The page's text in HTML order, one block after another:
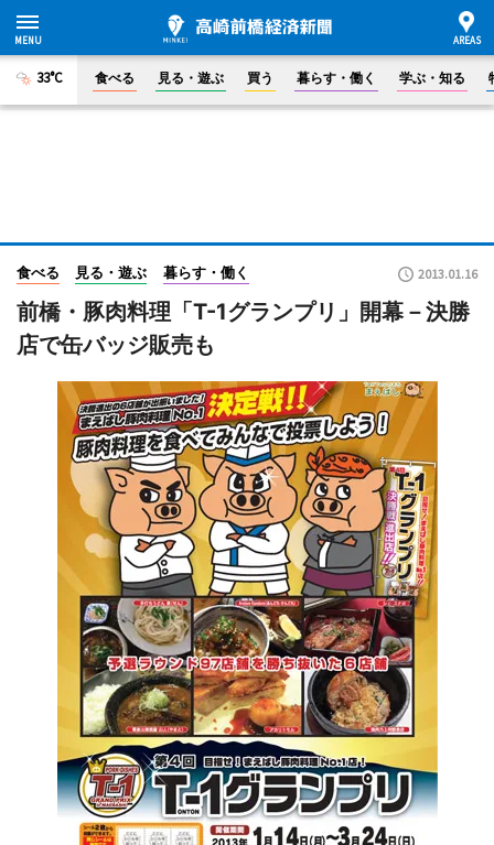
33°C 食べる 見る・遊ぶ 買う 暮らす・働く 学ぶ・知る
食べる 見る・遊ぶ 暮らす・働く 2013.01.16
前橋・豚肉料理「T-1グランプリ」開幕－決勝
店で缶バッジ販売も